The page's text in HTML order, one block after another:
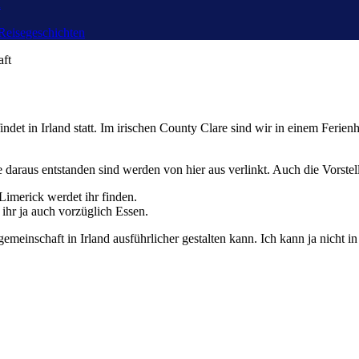
in Irland statt. Im irischen County Clare sind wir in einem
entstanden sind werden von hier aus verlinkt. Auch die
werdet ihr finden.
ja auch vorzüglich Essen.
in Irland ausführlicher gestalten kann. Ich kann ja nicht